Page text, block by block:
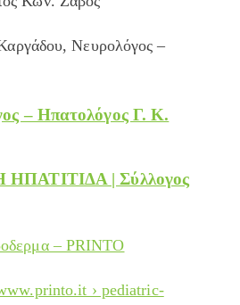
Νευρολόγος –
– Ηπατολόγος Γ. Κ.
| Σύλλογος
– PRINTO
› pediatric-